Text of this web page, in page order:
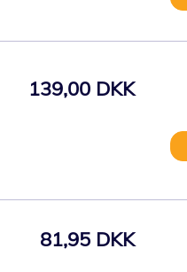
139,00 DKK
81,95 DKK